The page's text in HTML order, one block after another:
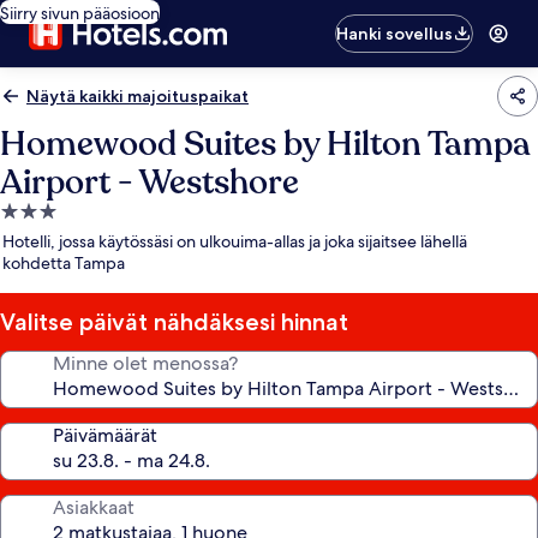
Siirry sivun pääosioon
Hanki sovellus
Näytä kaikki majoituspaikat
Homewood Suites by Hilton Tampa
Airport - Westshore
3.0
tähden
majoituspaikka
Hotelli, jossa käytössäsi on ulkouima-allas ja joka sijaitsee lähellä
kohdetta Tampa
Valitse päivät nähdäksesi hinnat
Minne olet menossa?
Päivämäärät
Asiakkaat